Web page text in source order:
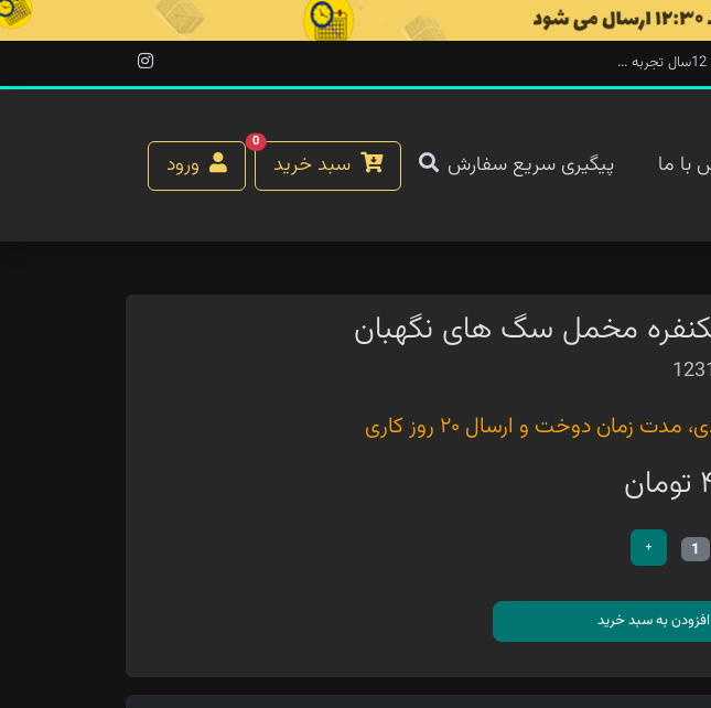
با ما پیگیری سریع سفارش سبد خرید
0
ورود
مخمل سگ های نگهبان
زمان دوخت و ارسال ۲۰ روز کاری
1
+
افزودن به سبد خرید